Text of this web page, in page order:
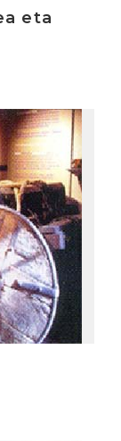
eta